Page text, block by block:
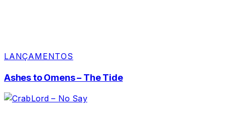
LANÇAMENTOS
Ashes to Omens – The Tide